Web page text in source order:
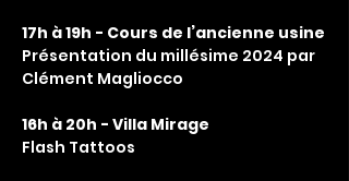
17h à 19h - Cours de l’ancienne usine
Présentation du millésime 2024 par
Clément Magliocco
16h à 20h - Villa Mirage
Flash Tattoos